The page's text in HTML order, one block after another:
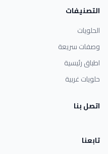
التصنيفات
الحلويات
وصفات سريعة
اطباق رئيسية
حلويات غربية
اتصل بنا
تابعنا